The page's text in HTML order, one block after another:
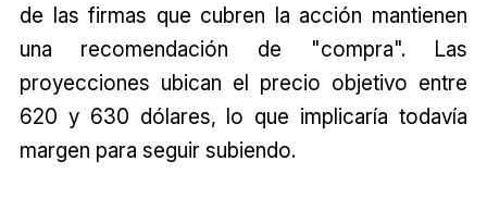
de las firmas que cubren la acción mantienen
una recomendación de "compra". Las
proyecciones ubican el precio objetivo entre
620 y 630 dólares, lo que implicaría todavía
margen para seguir subiendo.